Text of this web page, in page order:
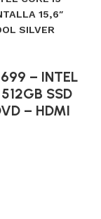
15,6″
SILVER
– INTEL
SSD
– HDMI